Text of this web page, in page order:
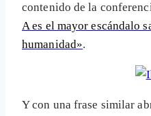
contenido de la
A es el mayor escándalo
humanidad».
Y con una frase similar